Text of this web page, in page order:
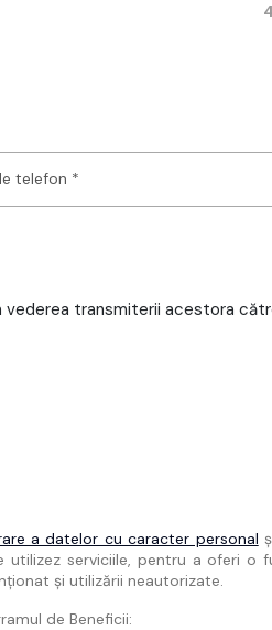
telefon *
vederea transmiterii acestora
a datelor cu caracter personal
utilizez serviciile, pentru a oferi
și utilizării neautorizate.
de Beneficii: